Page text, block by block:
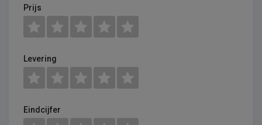
Prijs
Levering
Eindcijfer